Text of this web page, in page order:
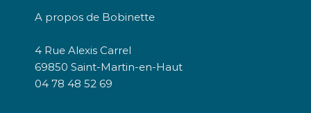
A propos de Bobinette
4 Rue Alexis Carrel
69850 Saint-Martin-en-Haut
04 78 48 52 69